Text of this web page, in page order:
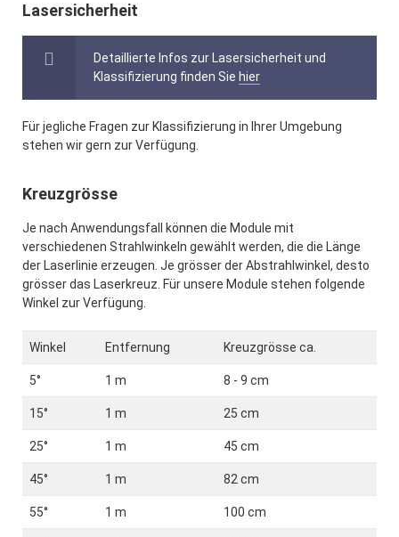
Lasersicherheit
Detaillierte Infos zur Lasersicherheit und
Klassifizierung finden Sie hier
Für jegliche Fragen zur Klassifizierung in Ihrer Umgebung
stehen wir gern zur Verfügung.
Kreuzgrösse
Je nach Anwendungsfall können die Module mit
verschiedenen Strahlwinkeln gewählt werden, die die Länge
der Laserlinie erzeugen. Je grösser der Abstrahlwinkel, desto
grösser das Laserkreuz. Für unsere Module stehen folgende
Winkel zur Verfügung.
Winkel Entfernung Kreuzgrösse ca.
5° 1 m 8 - 9 cm
15° 1 m 25 cm
25° 1 m 45 cm
45° 1 m 82 cm
55° 1 m 100 cm